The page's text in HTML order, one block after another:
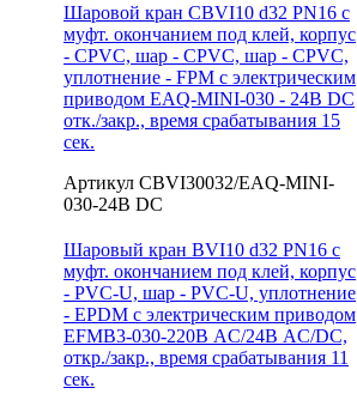
Шаровой кран CBVI10 d32 PN16 с
муфт. окончанием под клей, корпус
- CPVC, шар - CPVC, шар - CPVC,
уплотнение - FPM с электрическим
приводом EAQ-MINI-030 - 24В DС
отк./закр., время срабатывания 15
сек.
Артикул CBVI30032/EAQ-MINI-
030-24В DC
Шаровый кран BVI10 d32 PN16 с
муфт. окончанием под клей, корпус
- PVC-U, шар - PVC-U, уплотнение
- EPDM с электрическим приводом
EFMB3-030-220В AC/24В AC/DC,
откр./закр., время срабатывания 11
сек.